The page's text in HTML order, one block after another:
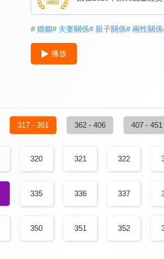
# 婚姻# 夫妻關係# 親子關係# 兩性關係
播放
317 - 361 362 - 406 407 - 451
320 321 322
335 336 337
350 351 352